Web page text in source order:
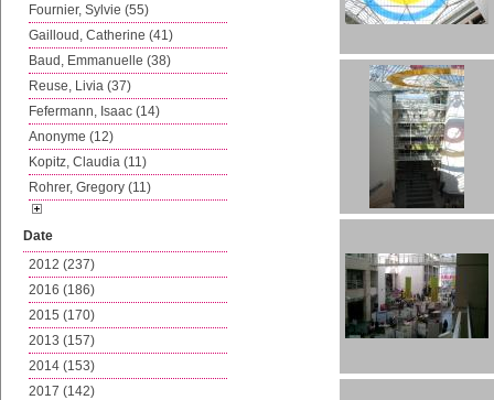
Fournier, Sylvie (55)
Gailloud, Catherine (41)
Baud, Emmanuelle (38)
Reuse, Livia (37)
Fefermann, Isaac (14)
Anonyme (12)
Kopitz, Claudia (11)
Rohrer, Gregory (11)
Date
2012 (237)
2016 (186)
2015 (170)
2013 (157)
2014 (153)
2017 (142)